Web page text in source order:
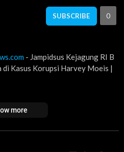
SUBSCRIBE 0
- Jampidsus Kejagung RI B
Kasus Korupsi Harvey Moeis |
terhadap vonis yang dijatuhkan
more